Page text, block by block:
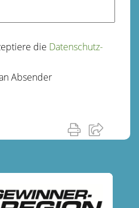
die Datenschutz­
Absender